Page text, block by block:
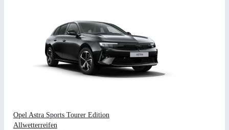
Opel Astra Sports Tourer Edition
Allwetterreifen